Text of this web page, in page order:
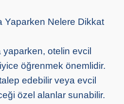
Yaparken Nelere Dikkat
otelin evcil
öğrenmek önemlidir.
edebilir veya evcil
özel alanlar sunabilir.